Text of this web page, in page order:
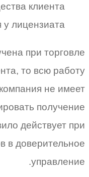
клиента
лицензиата.
при торговле
то всю работу
не имеет
получение
действует при
в доверительное
управление.